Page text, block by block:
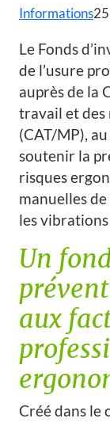
Informations
Le Fonds
de l’usure
auprès de la
travail et des
(CAT/MP),
soutenir la
risques
manuelles
les
Un
aux
Créé dans le